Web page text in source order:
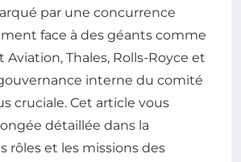
par une concurrence
face à des géants comme
Aviation, Thales, Rolls-Royce et
interne du comité
cruciale. Cet article vous
détaillée dans la
rôles et les missions des